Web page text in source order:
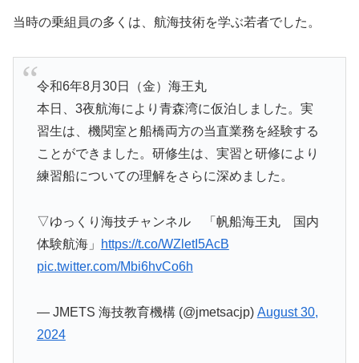
当時の乗組員の多くは、航海技術を学ぶ若者でした。
令和6年8月30日（金）海王丸
本日、3夜航海により青森湾に仮泊しました。実
習生は、機関室と船橋両方の当直業務を経験する
ことができました。研修生は、実習と研修により
練習船についての理解をさらに深めました。
▽ゆっくり海技チャンネル 「帆船海王丸 国内
体験航海」
https://t.co/WZletI5AcB
pic.twitter.com/Mbi6hvCo6h
— JMETS 海技教育機構 (@jmetsacjp) August 30,
2024